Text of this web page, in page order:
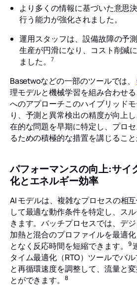
より多くの情報に基づいた意思
行う能力が強化されました。
運用スタッフは、設備故障の予
生産が円滑になり、コスト削減
ました。7
Basetwoなどの一部のツールでは、
理モデルと機械学習を組み合わせ
へのアプローチこのハイブリッド
り、予測と異常検出の精度が向上
在的な問題を早期に特定し、プロ
るための積極的な措置を講じること
パフォーマンスの向上:サイ
化とエネルギー効率
AI モデルは、複雑なプロセスの相
して最適な動作条件を特定し、ス
きます。バッチプロセスでは、デ
加熱と混合のプロファイルを最適
となく反応時間を短縮できます。
9
タイム最適化（RTO）ツールでバ
と再循環速度を調整して、流量と
とができます。8